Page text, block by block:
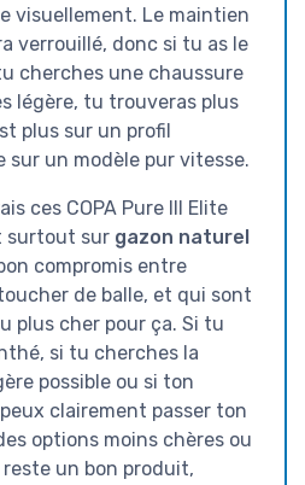
visuellement. Le maintien
verrouillé, donc si tu as le
cherches une chaussure
légère, tu trouveras plus
plus sur un profil
un modèle pur vitesse.
ces COPA Pure III Elite
surtout sur gazon naturel
compromis entre
de balle, et qui sont
plus cher pour ça. Si tu
si tu cherches la
possible ou si ton
clairement passer ton
options moins chères ou
reste un bon produit,